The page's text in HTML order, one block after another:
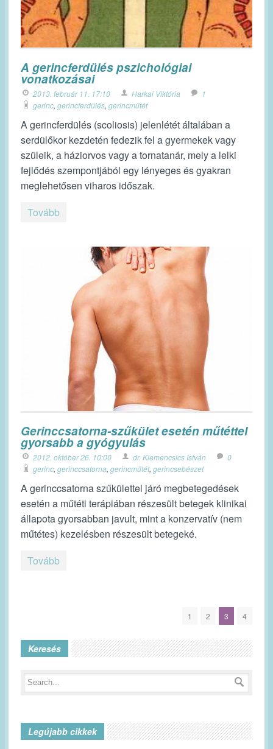
A gerincferdülés pszichológiai
vonatkozásai
2013. február 11. 17:10 Harkai Viktória
1
gerinc, gerincferdülés, gerincműtét
A gerincferdülés (scoliosis) jelenlétét általában a
serdülőkor kezdetén fedezik fel a gyermekek vagy
szüleik, a háziorvos vagy a tornatanár, mely a lelki
fejlődés szempontjából egy lényeges és gyakran
meglehetősen viharos időszak.
Tovább
Gerinccsatorna-szűkület esetén műtéttel
gyorsabb a gyógyulás
2012. október 26. 10:00 dr. Klemencsics István
0
gerinc, gerinccsatorna, gerincműtét, gerincsebészet
A gerinccsatorna szűkülettel járó megbetegedések
esetén a műtéti terápiában részesült betegek klinikai
állapota gyorsabban javult, mint a konzervatív (nem
műtétes) kezelésben részesült betegeké.
Tovább
1 2 3 4
Keresés
Legújabb cikkek